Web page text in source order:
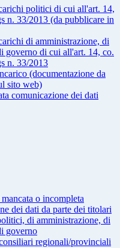
politici di cui all'art. 14,
n. 33/2013 (da pubblicare in
di amministrazione, di
governo di cui all'art. 14, co.
n. 33/2013
(documentazione da
sito web)
comunicazione dei dati
o incompleta
dei dati da parte dei titolari
di amministrazione, di
governo
regionali/provinciali